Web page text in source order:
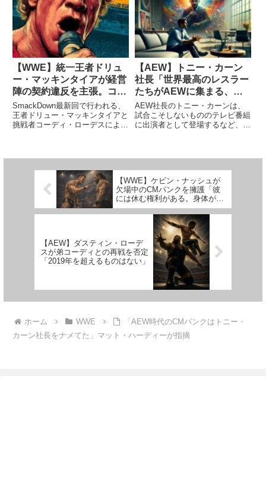
的王者としてタイトル保持期間の
新記録を打ち立てたグンダーは、
世界ヘビー級王座も自分...
した。WWEのトップスターとし
て活躍している46歳の彼は、今
もゲームへの意欲を忘れていま
せ...
【WWE】統一王者ドリュ
ー・マッキンタイアが経営
陣の契約違反を主張。コー
ディ・ローデスとの王座戦
決定を受け「俺が書いた一
文を無視してる！」
SmackDown最新回で行われる、
王者ドリュー・マッキンタイアと
挑戦者コーディ・ローデスによる
スとの再戦を行うこと...
【AEW】トニー・カーン
社長「世界最高のレスラー
たちがAEWに集まる、と
いう評判を守りたい。だか
ら俺はリングに上がらな
い」
AEW社長のトニー・カーンは、
試合こそしないもののテレビ番組
に出演者として登場するなど、さ
ジョン・モクスリーやクリス・
ジ...
【WWE】ケビン・ナッシュが
欠場中のCMパンクを擁護「彼
には休む権利がある。身体が変
わったように見えるのは飯を食
ってるからだろ」
【AEW】ダスティン・ローデ
スが弟コーディとの再戦を否定
「2019年を超えるものはない」
ホーム WWE
「AEW時代のCMパンクはトニー・
カーン社長をナメてた」マット・ハーディーが指摘